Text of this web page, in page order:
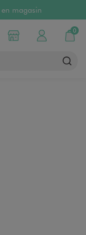
en magasin
Choisir mon magasin
Mon compte
0
Mon